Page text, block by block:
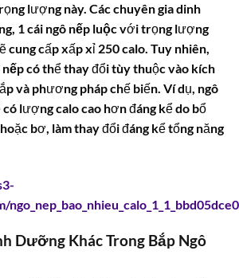
lượng này. Các chuyên gia dinh
1 cái ngô nếp luộcvới trọng lượng
cung cấp xấp xỉ 250 calo. Tuy nhiên,
nếpcó thể thay đổi tùy thuộc vào kích
và phương pháp chế biến. Ví dụ, ngô
lượng calo cao hơn đáng kể do bổ
bơ, làm thay đổi đáng kể tổng năng
Dưỡng Khác Trong Bắp Ngô